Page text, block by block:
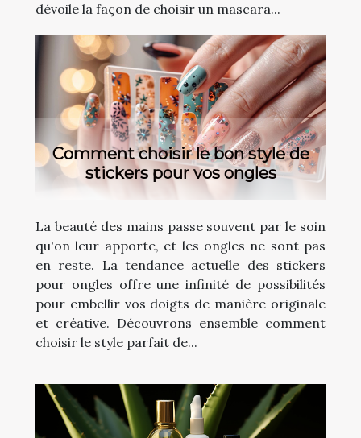
dévoile la façon de choisir un mascara...
Comment choisir le bon style de
stickers pour vos ongles
La beauté des mains passe souvent par le soin
qu'on leur apporte, et les ongles ne sont pas
en reste. La tendance actuelle des stickers
pour ongles offre une infinité de possibilités
pour embellir vos doigts de manière originale
et créative. Découvrons ensemble comment
choisir le style parfait de...